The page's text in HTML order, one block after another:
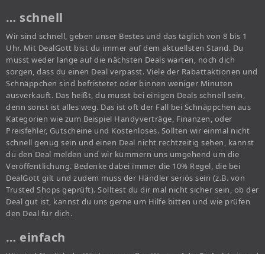
… schnell
Wir sind schnell, geben unser Bestes und das täglich von 8 bis 1
Uhr. Mit DealGott bist du immer auf dem aktuellsten Stand. Du
musst weder lange auf die nächsten Deals warten, noch dich
sorgen, dass du einen Deal verpasst. Viele der Rabattaktionen und
Schnäppchen sind befristetet oder binnen weniger Minuten
ausverkauft. Das heißt, du musst bei einigen Deals schnell sein,
denn sonst ist alles weg. Das ist oft der Fall bei Schnäppchen aus
Kategorien wie zum Beispiel Handyverträge, Finanzen, oder
Preisfehler, Gutscheine und Kostenloses. Sollten wir einmal nicht
schnell genug sein und einen Deal nicht rechtzeitig sehen, kannst
du den Deal melden und wir kümmern uns umgehend um die
Veröffentlichung. Bedenke dabei immer die 10% Regel, die bei
DealGott gilt und zudem muss der Händler seriös sein (z.B. von
Trusted Shops geprüft). Solltest du dir mal nicht sicher sein, ob der
Deal gut ist, kannst du uns gerne um Hilfe bitten und wie prüfen
den Deal für dich.
… einfach